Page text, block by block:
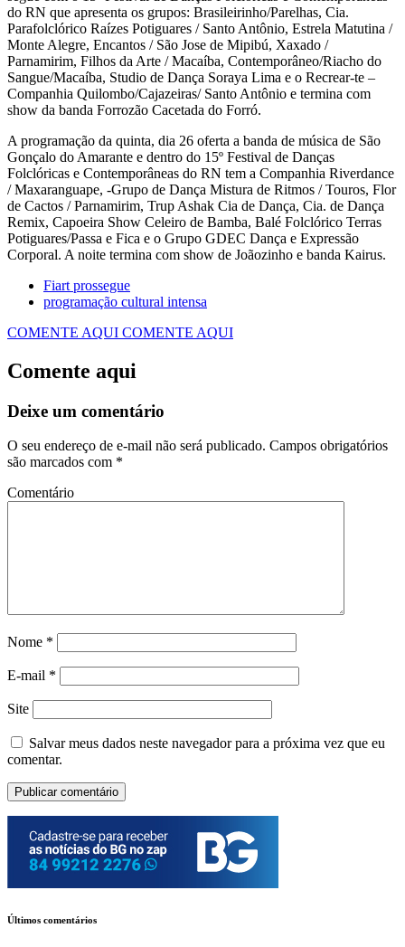
do RN que apresenta os grupos: Brasileirinho/Parelhas, Cia.
Parafolclórico Raízes Potiguares / Santo Antônio, Estrela Matutina /
Monte Alegre, Encantos / São Jose de Mipibú, Xaxado /
Parnamirim, Filhos da Arte / Macaíba, Contemporâneo/Riacho do
Sangue/Macaíba, Studio de Dança Soraya Lima e o Recrear-te –
Companhia Quilombo/Cajazeiras/ Santo Antônio e termina com
show da banda Forrozão Cacetada do Forró.
A programação da quinta, dia 26 oferta a banda de música de São
Gonçalo do Amarante e dentro do 15º Festival de Danças
Folclóricas e Contemporâneas do RN tem a Companhia Riverdance
/ Maxaranguape, -Grupo de Dança Mistura de Ritmos / Touros, Flor
de Cactos / Parnamirim, Trup Ashak Cia de Dança, Cia. de Dança
Remix, Capoeira Show Celeiro de Bamba, Balé Folclórico Terras
Potiguares/Passa e Fica e o Grupo GDEC Dança e Expressão
Corporal. A noite termina com show de Joãozinho e banda Kairus.
Fiart prossegue
programação cultural intensa
COMENTE AQUI COMENTE AQUI
Comente aqui
Deixe um comentário
O seu endereço de e-mail não será publicado. Campos obrigatórios
são marcados com *
Comentário
Nome *
E-mail *
Site
Salvar meus dados neste navegador para a próxima vez que eu
comentar.
Últimos comentários